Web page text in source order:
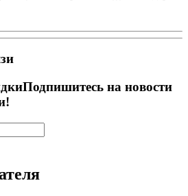
Подпишитесь на новости